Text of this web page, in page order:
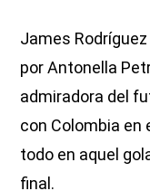
James
por Antonella
admiradora del
con Colombia en
todo en aquel
final.